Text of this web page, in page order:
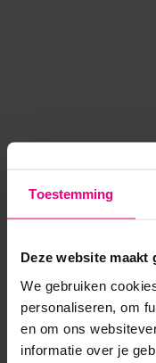
Toestemming
Deze website maakt
We gebruiken
personaliseren, om
en om ons
informatie over je